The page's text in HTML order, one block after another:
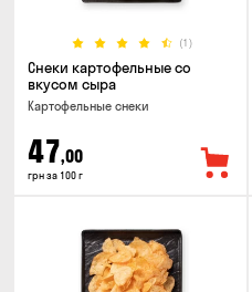
(1)
Снеки картофельные со
вкусом сыра
Картофельные снеки
47,00
грн за 100 г